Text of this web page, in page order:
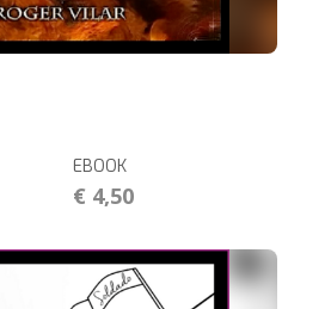
EBOOK
€ 4,50